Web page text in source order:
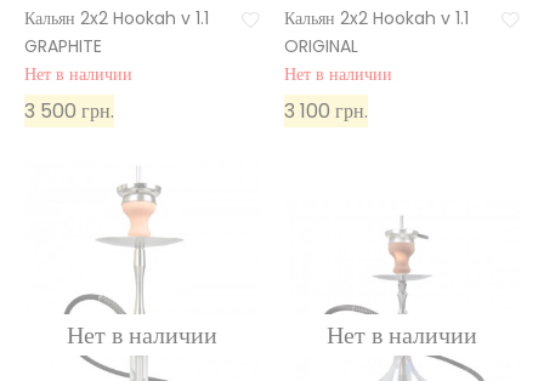
Кальян 2x2 Hookah v 1.1
GRAPHITE
Нет в наличии
3 500 грн.
Кальян 2x2 Hookah v 1.1
ORIGINAL
Нет в наличии
3 100 грн.